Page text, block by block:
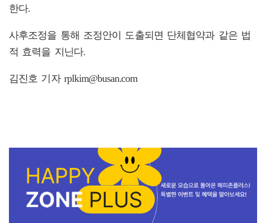
한다.
사후조정을 통해 조정안이 도출되면 단체협약과 같은 법
적 효력을 지닌다.
김진호 기자 rplkim@busan.com